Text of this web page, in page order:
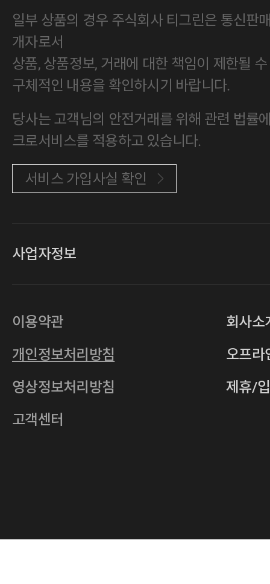
일부 상품의 경우 주식회사 티그린은 통신판
개자로서
상품, 상품정보, 거래에 대한 책임이 제한될
구체적인 내용을 확인하시기 바랍니다.
당사는 고객님의 안전거래를 위해 관련 법률
크로서비스를 적용하고 있습니다.
서비스 가입사실 확인
사업자정보
사업자등록번호
통신판매업
2011-서울중구-0149
주소 서울특별시 중구 다산로14길 12 (신당
호스팅사업자
이용약관
개인정보처리방침
영상정보처리방침
고객센터
회사소
오프라
제휴/